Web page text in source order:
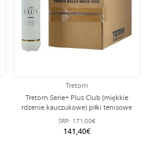
Tretorn
Tretorn Serie+ Plus Club (miękkie
rdzenie kauczukowe) piłki tenisowe
18x4 puszki
SRP: 171,00€
141,40€